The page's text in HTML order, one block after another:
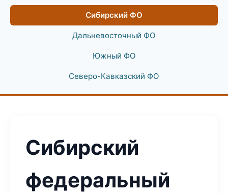
Сибирский ФО
Дальневосточный ФО
Южный ФО
Северо-Кавказский ФО
Сибирский
федеральный